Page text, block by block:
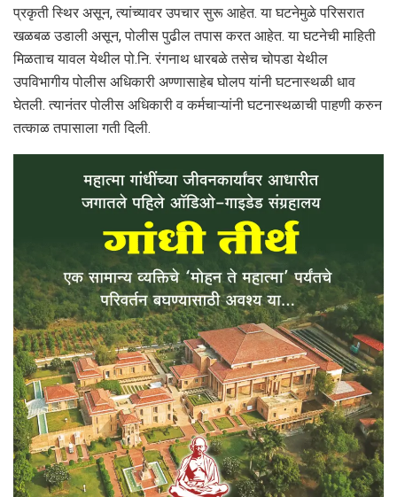
प्रकृती स्थिर असून, त्यांच्यावर उपचार सुरू आहेत. या घटनेमुळे परिसरात
खळबळ उडाली असून, पोलीस पुढील तपास करत आहेत. या घटनेची माहिती
मिळताच यावल येथील पो.नि. रंगनाथ धारबळे तसेच चोपडा येथील
उपविभागीय पोलीस अधिकारी अण्णासाहेब घोलप यांनी घटनास्थळी धाव
घेतली. त्यानंतर पोलीस अधिकारी व कर्मचाऱ्यांनी घटनास्थळाची पाहणी करुन
तत्काळ तपासाला गती दिली.